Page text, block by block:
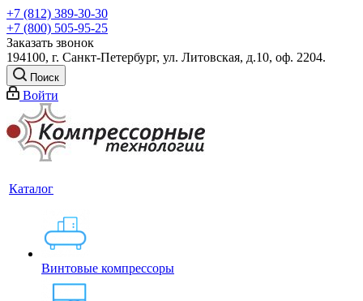
+7 (812) 389-30-30
+7 (800) 505-95-25
Заказать звонок
194100, г. Санкт-Петербург, ул. Литовская, д.10, оф. 2204.
Поиск
Войти
Каталог
Винтовые компрессоры